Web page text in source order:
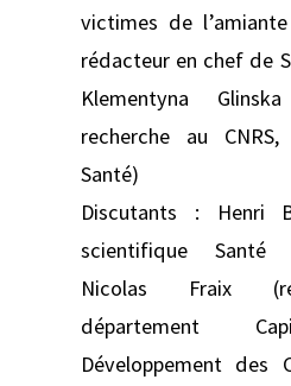
victimes de
rédacteur en chef de
Klementyna
recherche au
Santé)
Discutants : Henri
scientifique Santé
Nicolas Fraix
département
Développement des